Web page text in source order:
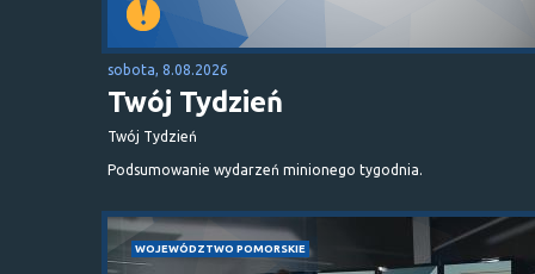
sobota, 8.08.2026
Twój Tydzień
Twój Tydzień
Podsumowanie wydarzeń minionego tygodnia.
WOJEWÓDZTWO POMORSKIE